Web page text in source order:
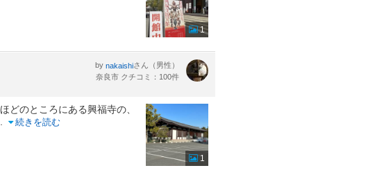
1
by nakaishiさん（男性）
奈良市 クチコミ：100件
どのところにある興福寺の、
続きを読む
1